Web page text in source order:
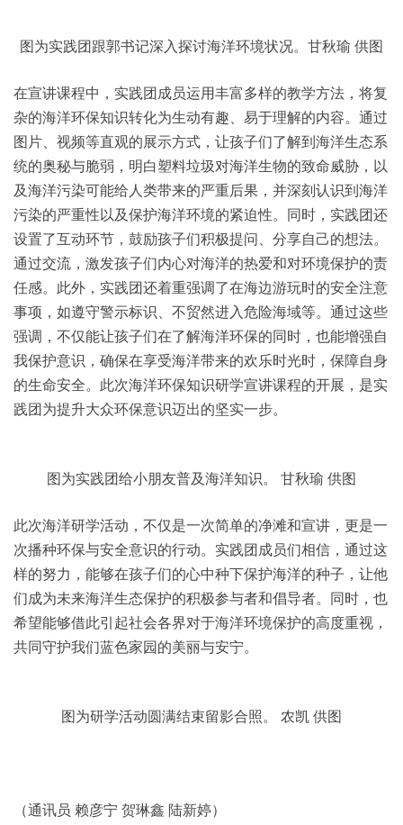
图为实践团跟郭书记深入探讨海洋环境状况。甘秋瑜 供图
在宣讲课程中，实践团成员运用丰富多样的教学方法，将复
杂的海洋环保知识转化为生动有趣、易于理解的内容。通过
图片、视频等直观的展示方式，让孩子们了解到海洋生态系
统的奥秘与脆弱，明白塑料垃圾对海洋生物的致命威胁，以
及海洋污染可能给人类带来的严重后果，并深刻认识到海洋
污染的严重性以及保护海洋环境的紧迫性。同时，实践团还
设置了互动环节，鼓励孩子们积极提问、分享自己的想法。
通过交流，激发孩子们内心对海洋的热爱和对环境保护的责
任感。此外，实践团还着重强调了在海边游玩时的安全注意
事项，如遵守警示标识、不贸然进入危险海域等。通过这些
强调，不仅能让孩子们在了解海洋环保的同时，也能增强自
我保护意识，确保在享受海洋带来的欢乐时光时，保障自身
的生命安全。此次海洋环保知识研学宣讲课程的开展，是实
践团为提升大众环保意识迈出的坚实一步。
图为实践团给小朋友普及海洋知识。 甘秋瑜 供图
此次海洋研学活动，不仅是一次简单的净滩和宣讲，更是一
次播种环保与安全意识的行动。实践团成员们相信，通过这
样的努力，能够在孩子们的心中种下保护海洋的种子，让他
们成为未来海洋生态保护的积极参与者和倡导者。同时，也
希望能够借此引起社会各界对于海洋环境保护的高度重视，
共同守护我们蓝色家园的美丽与安宁。
图为研学活动圆满结束留影合照。 农凯 供图
（通讯员 赖彦宁 贺琳鑫 陆新婷）